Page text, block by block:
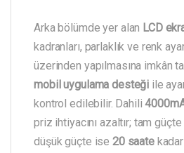
Arka bölümde yer alan LCD
kadranları, parlaklık ve renk
üzerinden yapılmasına imkân
mobil uygulama desteği ile
kontrol edilebilir. Dahili
priz ihtiyacını azaltır; tam güçte
düşük güçte ise 20 saatekadar